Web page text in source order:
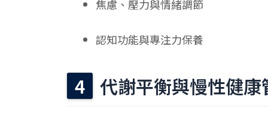
焦慮、壓力與情緒調節
認知功能與專注力保養
代謝平衡與慢性健康